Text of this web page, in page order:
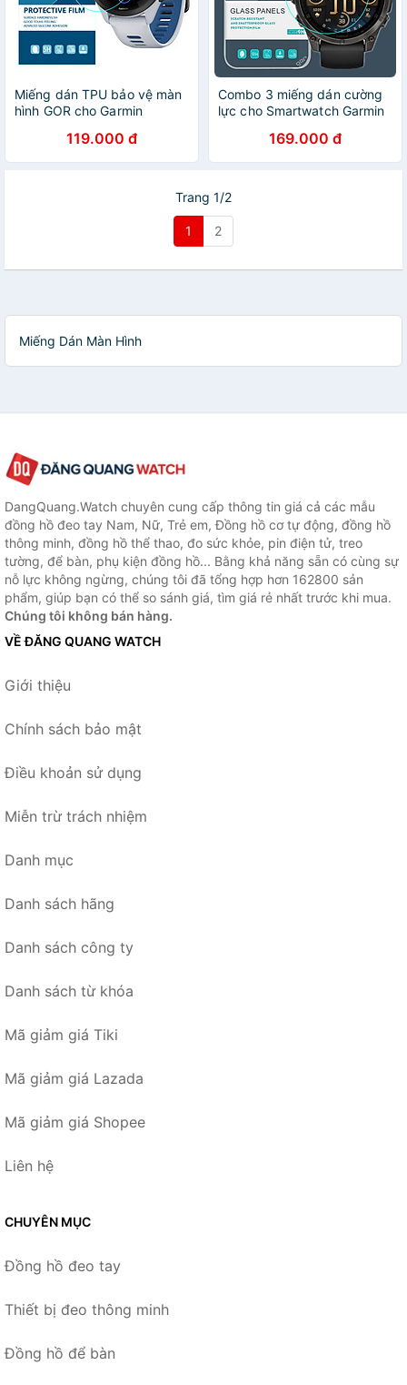
Miếng dán TPU bảo vệ màn
hình GOR cho Garmin
Forerunner 265S - Hàng
Chính Hãng
119.000 đ
Combo 3 miếng dán cường
lực cho Smartwatch Garmin
vân tay trầy xước_ Hàng
chính hãng
169.000 đ
Trang 1/2
1 2
Miếng Dán Màn Hình
DangQuang.Watch chuyên cung cấp thông tin giá cả các mẫu
đồng hồ đeo tay Nam, Nữ, Trẻ em, Đồng hồ cơ tự động, đồng hồ
thông minh, đồng hồ thể thao, đo sức khỏe, pin điện tử, treo
tường, để bàn, phụ kiện đồng hồ... Bằng khả năng sẵn có cùng sự
nỗ lực không ngừng, chúng tôi đã tổng hợp hơn 162800 sản
phẩm, giúp bạn có thể so sánh giá, tìm giá rẻ nhất trước khi mua.
Chúng tôi không bán hàng.
VỀ ĐĂNG QUANG WATCH
Giới thiệu
Chính sách bảo mật
Điều khoản sử dụng
Miễn trừ trách nhiệm
Danh mục
Danh sách hãng
Danh sách công ty
Danh sách từ khóa
Mã giảm giá Tiki
Mã giảm giá Lazada
Mã giảm giá Shopee
Liên hệ
CHUYÊN MỤC
Đồng hồ đeo tay
Thiết bị đeo thông minh
Đồng hồ để bàn